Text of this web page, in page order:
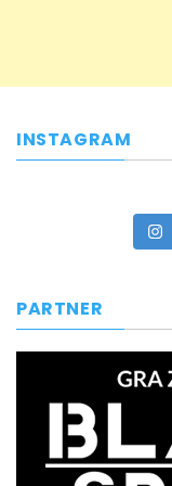
INSTAGRAM
PARTNER